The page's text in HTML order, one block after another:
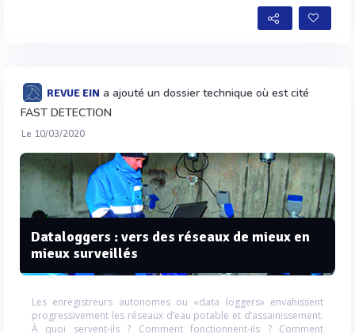
REVUE EIN a ajouté un dossier technique où est cité
FAST DETECTION
Le 10/03/2020
Dataloggers : vers des réseaux de mieux en
mieux surveillés
Les enregistreurs autonomes ou «data loggers» envahissent
progressivement les réseaux d’eau potable et d’assainissement.
À quoi servent-ils ? Comment fonctionnent-ils ? Comment